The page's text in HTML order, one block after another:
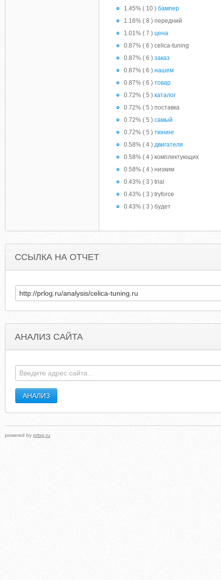
1.45% ( 10 ) бампер
1.16% ( 8 ) передний
1.01% ( 7 ) цена
0.87% ( 6 ) celica-tuning
0.87% ( 6 ) заказ
0.87% ( 6 ) нашем
0.87% ( 6 ) товар
0.72% ( 5 ) каталог
0.72% ( 5 ) поставка
0.72% ( 5 ) самый
0.72% ( 5 ) тюнинг
0.58% ( 4 ) двигателя
0.58% ( 4 ) комплектующих
0.58% ( 4 ) низким
0.43% ( 3 ) trial
0.43% ( 3 ) tryforce
0.43% ( 3 ) будет
ССЫЛКА НА ОТЧЕТ
АНАЛИЗ САЙТА
powered by prlog.ru